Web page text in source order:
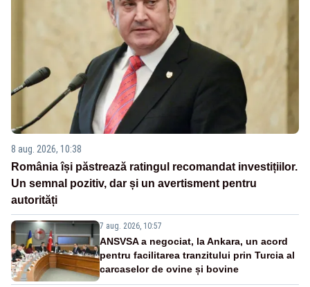
8 aug. 2026, 10:38
România își păstrează ratingul recomandat investițiilor.
Un semnal pozitiv, dar și un avertisment pentru
autorități
7 aug. 2026, 10:57
ANSVSA a negociat, la Ankara, un acord
pentru facilitarea tranzitului prin Turcia al
carcaselor de ovine și bovine